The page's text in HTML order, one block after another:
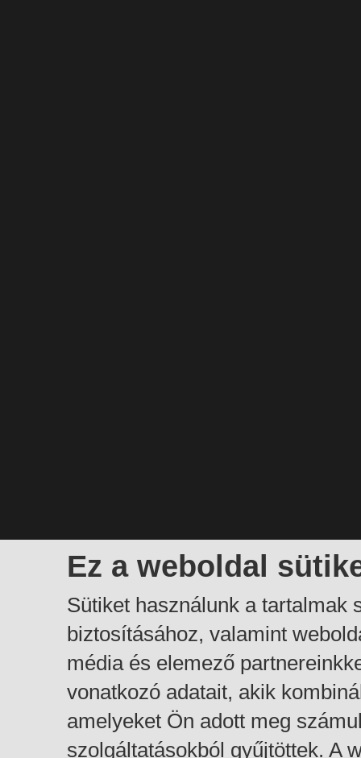
Ez a weboldal
Sütiket használunk a tartalmak
biztosításához, valamint
média és elemező
vonatkozó adatait, akik
amelyeket Ön adott meg
szolgáltatásokból gyűjtöttek. A